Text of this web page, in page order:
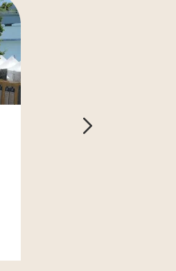
Commerce et économie